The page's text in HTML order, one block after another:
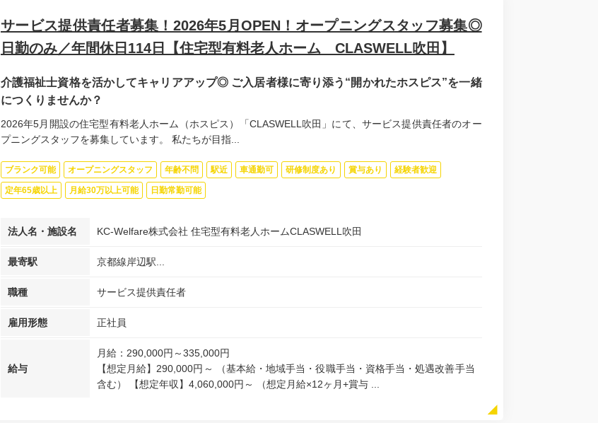
サービス提供責任者募集！2026年5月OPEN！オープニングスタッフ募集◎
日勤のみ／年間休日114日【住宅型有料老人ホーム CLASWELL吹田】
介護福祉士資格を活かしてキャリアアップ◎ ご入居者様に寄り添う“開かれたホスピス”を一緒
につくりませんか？
2026年5月開設の住宅型有料老人ホーム（ホスピス）「CLASWELL吹田」にて、サービス提供責任者のオー
プニングスタッフを募集しています。 私たちが目指...
ブランク可能 オープニングスタッフ 年齢不問 駅近 車通勤可 研修制度あり 賞与あり 経験者歓迎
定年65歳以上 月給30万以上可能 日勤常勤可能
法人名・施設名 KC-Welfare株式会社 住宅型有料老人ホームCLASWELL吹田
最寄駅 京都線岸辺駅...
職種 サービス提供責任者
雇用形態 正社員
給与
月給：290,000円～335,000円
【想定月給】290,000円～ （基本給・地域手当・役職手当・資格手当・処遇改善手当
含む） 【想定年収】4,060,000円～ （想定月給×12ヶ月+賞与 ...